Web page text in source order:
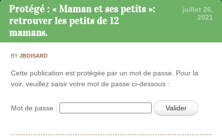
Passer au contenu
Protégé : « Maman et ses petits »:
retrouver les petits de 12
mamans.
juillet 26,
2021
BYJBOISARD
Cette publication est protégée par un mot de passe. Pour la
voir, veuillez saisir votre mot de passe ci-dessous :
Mot de passe :